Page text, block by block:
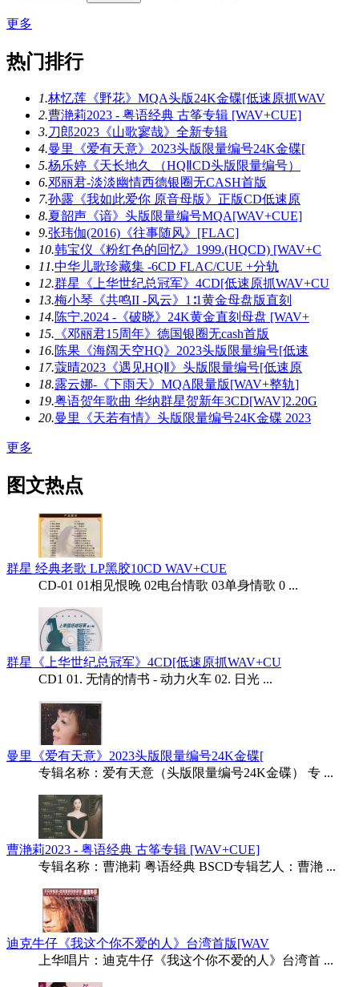
更多
热门排行
1.林忆莲《野花》MQA头版24K金碟[低速原抓WAV
2.曹滟莉2023 - 粤语经典 古筝专辑 [WAV+CUE]
3.刀郎2023《山歌寥哉》全新专辑
4.曼里《爱有天意》2023头版限量编号24K金碟[
5.杨乐婷《天长地久 （HQⅡCD头版限量编号）
6.邓丽君-淡淡幽情西德银圈无CASH首版
7.孙露《我如此爱你 原音母版》正版CD低速原
8.夏韶声《谙》头版限量编号MQA[WAV+CUE]
9.张玮伽(2016)《往事随风》[FLAC]
10.韩宝仪《粉红色的回忆》1999.(HQCD) [WAV+C
11.中华儿歌珍藏集 -6CD FLAC/CUE +分轨
12.群星《上华世纪总冠军》4CD[低速原抓WAV+CU
13.梅小琴《共鸣II -风云》1∶1黄金母盘版直刻
14.陈宁.2024 -《破晓》24K黄金直刻母盘 [WAV+
15. 《邓丽君15周年》德国银圈无cash首版
16.陈果《海阔天空HQ》2023头版限量编号[低速
17.蔻晴2023《遇见HQⅡ》头版限量编号[低速原
18.露云娜-《下雨天》MQA限量版[WAV+整轨]
19.粤语贺年歌曲 华纳群星贺新年3CD[WAV]2.20G
20.曼里《天若有情》头版限量编号24K金碟 2023
更多
图文热点
群星 经典老歌 LP黑胶10CD WAV+CUE
CD-01 01相见恨晚 02电台情歌 03单身情歌 0 ...
群星《上华世纪总冠军》4CD[低速原抓WAV+CU
CD1 01. 无情的情书 - 动力火车 02. 日光 ...
曼里《爱有天意》2023头版限量编号24K金碟[
专辑名称：爱有天意（头版限量编号24K金碟） 专 ...
曹滟莉2023 - 粤语经典 古筝专辑 [WAV+CUE]
专辑名称：曹滟莉 粤语经典 BSCD专辑艺人：曹滟 ...
迪克牛仔《我这个你不爱的人》台湾首版[WAV
上华唱片：迪克牛仔《我这个你不爱的人》台湾首 ...